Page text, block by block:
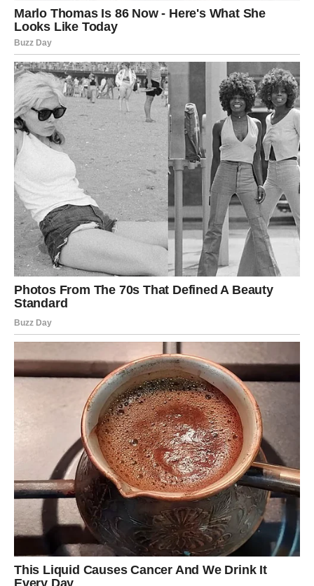
ŠKORPIJA
Nedelja karmičke moći i velikih otkrića
Škorpija ulazi u jednu od najznačajnijih nedelja ove
jeseni. Vaša energija jača, intuicija postaje nepogrešiva, a
sudbinski događaji se nižu. Sve što je skriveno — izlazi
na površinu.
Šta donosi nedelja?
Otkriće koje menja planove.
Intenzivna ljubavna energija.
Finansijski pomak.
Snaga da presečete ono što vas troši.
Škorpije u ljubavi imaju strast, magnetizam i moć
privlačenja — neko vam se vraća, ili neko potpuno nov
ulazi sa snažnom energijom.
Poruka nedelje:
Verujte svojoj moći — vodi vas pravim putem.